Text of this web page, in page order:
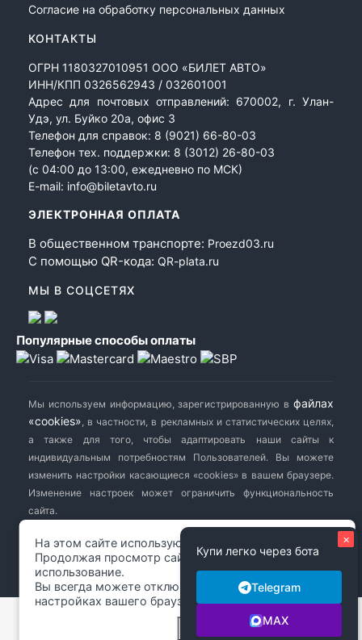
На этом сайте используются файлы cookie.
Продолжая просмотр сайта, вы разрешаете их
использование.
Вы всегда можете отключить файлы cookie в
настройках вашего браузера.
Подробнее
Согласие на обработку персональных данных
КОНТАКТЫ
ОГРН 1180327010951 ООО «БИЛЕТ АВТО»
ИНН/КПП 0326562943 / 032601001
Адрес для почтовых отправлений: 670002, г. Улан-
Удэ, ул. Буйко 20а, офис 3
Телефон для справок: 8 (9021) 66-80-03
Телефон тех. поддержки: 8 (3012) 26-80-03
(с 04:00 до 13:00, ежедневно по МСК)
E-mail: info@biletavto.ru
ЭЛЕКТРОННАЯ ОПЛАТА
В общественном транспорте: Proezd03.ru
С помощью QR-кода: QR-plata.ru
МЫ В СОЦСЕТЯХ
Популярные способы оплаты
Мы используем информацию, зарегистрированную в файлах
«cookies» , в частности, в рекламных и статистических целях,
а также для того, чтобы адаптировать наши сайты к
индивидуальным потребностям Пользователей. Вы можете
изменить настройки касающиеся «cookies» в вашем браузере.
Изменение настроек может ограничить функциональность
сайта.
biletavto.ru© 2014-2026 Сайт заказа билетов на автобус. Все
права защищены.
×
Купи легко через бота
Telegram
MAX